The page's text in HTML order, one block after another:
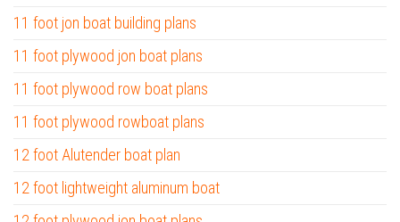
11 foot jon boat building plans
11 foot plywood jon boat plans
11 foot plywood row boat plans
11 foot plywood rowboat plans
12 foot Alutender boat plan
12 foot lightweight aluminum boat